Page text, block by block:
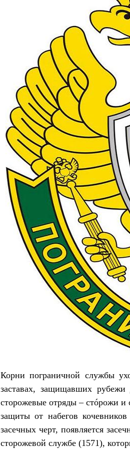
Корни пограничной службы
заставах, защищавших
сторожевые отряды – стóрожи
защиты от набегов
засечных черт, появляется
сторожевой службе (1571),